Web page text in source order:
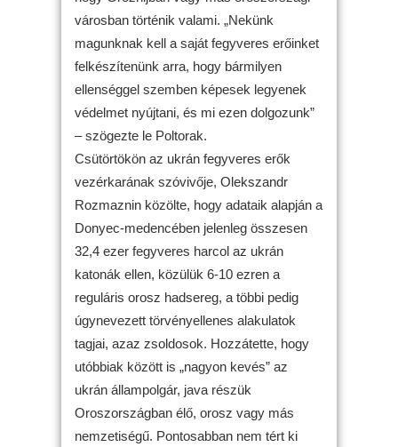
városban történik valami. „Nekünk
magunknak kell a saját fegyveres erőinket
felkészítenünk arra, hogy bármilyen
ellenséggel szemben képesek legyenek
védelmet nyújtani, és mi ezen dolgozunk”
– szögezte le Poltorak.
Csütörtökön az ukrán fegyveres erők
vezérkarának szóvivője, Olekszandr
Rozmaznin közölte, hogy adataik alapján a
Donyec-medencében jelenleg összesen
32,4 ezer fegyveres harcol az ukrán
katonák ellen, közülük 6-10 ezren a
reguláris orosz hadsereg, a többi pedig
úgynevezett törvényellenes alakulatok
tagjai, azaz zsoldosok. Hozzátette, hogy
utóbbiak között is „nagyon kevés” az
ukrán állampolgár, java részük
Oroszországban élő, orosz vagy más
nemzetiségű. Pontosabban nem tért ki